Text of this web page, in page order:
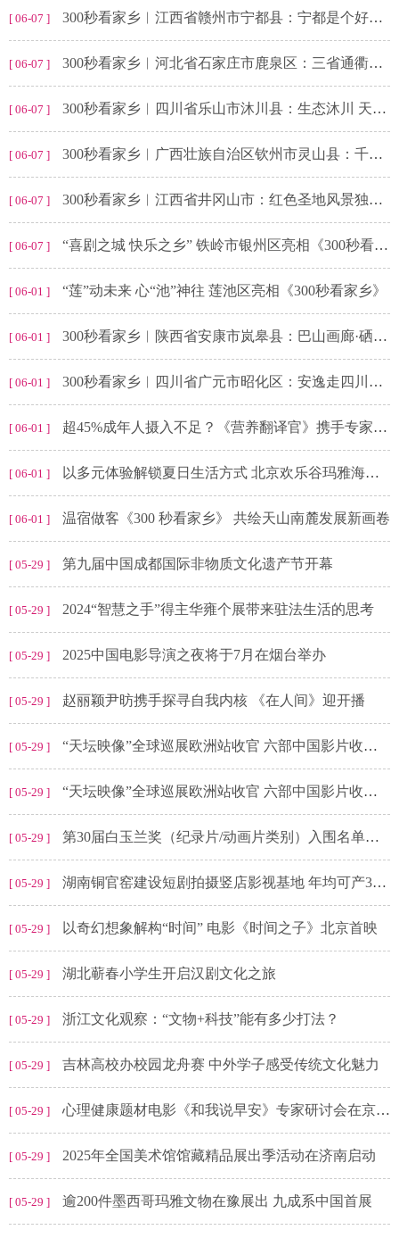
[ 06-07 ] 300秒看家乡︱江西省赣州市宁都县：宁都是个好地方 文乡诗国好风光
[ 06-07 ] 300秒看家乡︱河北省石家庄市鹿泉区：三省通衢咽喉地 日进斗金旱码头
[ 06-07 ] 300秒看家乡︱四川省乐山市沐川县：生态沐川 天然氧吧
[ 06-07 ] 300秒看家乡︱广西壮族自治区钦州市灵山县：千年古韵 大美灵山
[ 06-07 ] 300秒看家乡︱江西省井冈山市：红色圣地风景独好，文旅融合共绘华章
[ 06-07 ] “喜剧之城 快乐之乡” 铁岭市银州区亮相《300秒看家乡》
[ 06-01 ] “莲”动未来 心“池”神往 莲池区亮相《300秒看家乡》
[ 06-01 ] 300秒看家乡︱陕西省安康市岚皋县：巴山画廊·硒旺岚皋
[ 06-01 ] 300秒看家乡︱四川省广元市昭化区：安逸走四川，昭化古韵浓
[ 06-01 ] 超45%成年人摄入不足？《营养翻译官》携手专家破解蛋白质“平衡密码”
[ 06-01 ] 以多元体验解锁夏日生活方式 北京欢乐谷玛雅海滩水公园开园
[ 06-01 ] 温宿做客《300 秒看家乡》 共绘天山南麓发展新画卷
[ 05-29 ] 第九届中国成都国际非物质文化遗产节开幕
[ 05-29 ] 2024“智慧之手”得主华雍个展带来驻法生活的思考
[ 05-29 ] 2025中国电影导演之夜将于7月在烟台举办
[ 05-29 ] 赵丽颖尹昉携手探寻自我内核 《在人间》迎开播
[ 05-29 ] “天坛映像”全球巡展欧洲站收官 六部中国影片收获共鸣
[ 05-29 ] “天坛映像”全球巡展欧洲站收官 六部中国影片收获共鸣
[ 05-29 ] 第30届白玉兰奖（纪录片/动画片类别）入围名单公布 哪部是你最爱？
[ 05-29 ] 湖南铜官窑建设短剧拍摄竖店影视基地 年均可产300部
[ 05-29 ] 以奇幻想象解构“时间” 电影《时间之子》北京首映
[ 05-29 ] 湖北蕲春小学生开启汉剧文化之旅
[ 05-29 ] 浙江文化观察：“文物+科技”能有多少打法？
[ 05-29 ] 吉林高校办校园龙舟赛 中外学子感受传统文化魅力
[ 05-29 ] 心理健康题材电影《和我说早安》专家研讨会在京举行
[ 05-29 ] 2025年全国美术馆馆藏精品展出季活动在济南启动
[ 05-29 ] 逾200件墨西哥玛雅文物在豫展出 九成系中国首展